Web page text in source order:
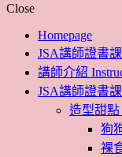
CloseSkip
content
Homepage
JSA講師證書
講師介紹
JSA講師證書課
造型甜
狗
裸